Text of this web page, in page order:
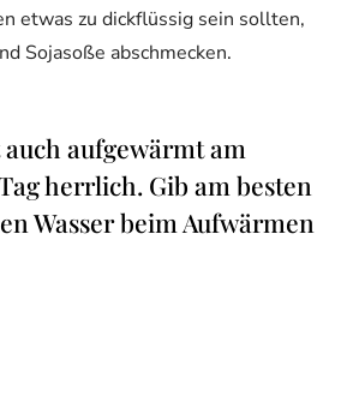
etwas zu dickflüssig sein sollten,
Sojasoße abschmecken.
aufgewärmt am
herrlich. Gib am besten
Wasser beim Aufwärmen